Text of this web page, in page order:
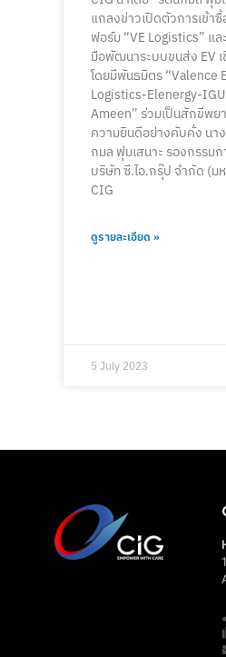
แถลงข่าวเปิดตัวการเข้า
ฟอร์ม “VE Logistics” แ
มือพัฒนาระบบขนส่ง EV
โดยมีพันธมิตร “Valence
Logistics-Elenergy-
Ameen” ร่วมเป็นสักขีพย
ความยินดีอย่างคับคั่ง นา
กมล พุ่มเสนาะ รองกรรม
บริษัท ซี.ไอ.กรุ๊ป จำกัด (ม
CIG
ดูรายละเอียด »
5 July 2023